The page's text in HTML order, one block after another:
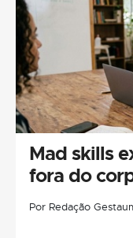
Mad skills
fora do
Por Redação